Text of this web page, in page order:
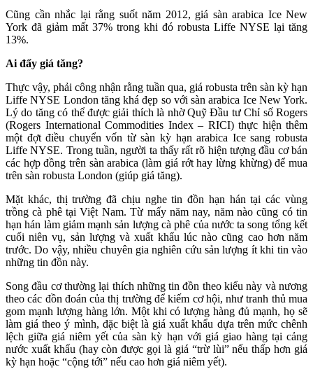
Cũng cần nhắc lại rằng suốt năm 2012, giá sàn arabica Ice New
York đã giảm mất 37% trong khi đó robusta Liffe NYSE lại tăng
13%.
Ai đẩy giá tăng?
Thực vậy, phải công nhận rằng tuần qua, giá robusta trên sàn kỳ hạn
Liffe NYSE London tăng khá đẹp so với sàn arabica Ice New York.
Lý do tăng có thể được giải thích là nhờ Quỹ Đầu tư Chỉ số Rogers
(Rogers International Commodities Index – RICI) thực hiện thêm
một đợt điều chuyển vốn từ sàn kỳ hạn arabica Ice sang robusta
Liffe NYSE. Trong tuần, người ta thấy rất rõ hiện tượng đầu cơ bán
các hợp đồng trên sàn arabica (làm giá rớt hay lừng khừng) để mua
trên sàn robusta London (giúp giá tăng).
Mặt khác, thị trường đã chịu nghe tin đồn hạn hán tại các vùng
trồng cà phê tại Việt Nam. Từ mấy năm nay, năm nào cũng có tin
hạn hán làm giảm mạnh sản lượng cà phê của nước ta song tổng kết
cuối niên vụ, sản lượng và xuất khẩu lúc nào cũng cao hơn năm
trước. Do vậy, nhiều chuyên gia nghiên cứu sản lượng ít khi tin vào
những tin đồn này.
Song đầu cơ thường lại thích những tin đồn theo kiểu này và nương
theo các đồn đoán của thị trường để kiếm cơ hội, như tranh thủ mua
gom mạnh lượng hàng lớn. Một khi có lượng hàng đủ mạnh, họ sẽ
làm giá theo ý mình, đặc biệt là giá xuất khẩu dựa trên mức chênh
lệch giữa giá niêm yết của sàn kỳ hạn với giá giao hàng tại cảng
nước xuất khẩu (hay còn được gọi là giá “trừ lùi” nếu thấp hơn giá
kỳ hạn hoặc “cộng tới” nếu cao hơn giá niêm yết).